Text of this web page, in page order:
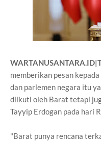
memberikan pesan
dan parlemen negara itu
diikuti oleh Barat tetapi
Tayyip Erdogan pada hari
"Barat punya rencana